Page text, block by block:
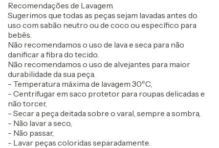
Recomendações de Lavagem.
Sugerimos que todas as peças sejam lavadas antes do
uso com sabão neutro ou de coco ou específico para
bebês.
Não recomendamos o uso de lava e seca para não
danificar a fibra do tecido.
Não recomendamos o uso de alvejantes para maior
durabilidade da sua peça.
- Temperatura máxima de lavagem 30ºC,
- Centrifugar em saco protetor para roupas delicadas e
não torcer,
- Secar a peça deitada sobre o varal, sempre a sombra,
- Não lavar a seco,
- Não passar,
- Lavar peças coloridas separadamente.